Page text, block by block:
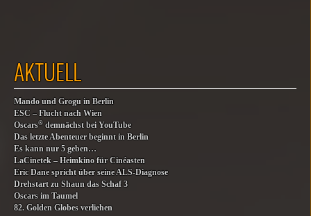
AKTUELL
Mando und Grogu in Berlin
ESC – Flucht nach Wien
Oscars® demnächst bei YouTube
Das letzte Abenteuer beginnt in Berlin
Es kann nur 5 geben…
LaCinetek – Heimkino für Cinéasten
Eric Dane spricht über seine ALS-Diagnose
Drehstart zu Shaun das Schaf 3
Oscars im Taumel
82. Golden Globes verliehen